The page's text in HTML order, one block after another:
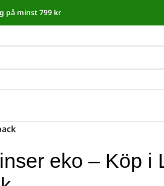
alla varor.
på minst 799 kr
eko – Köp i